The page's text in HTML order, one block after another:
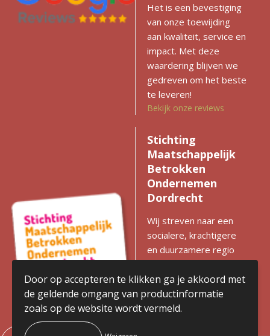
Het is een bevestiging
van onze toewijding
aan kwaliteit, service en
impact. Met deze
waardering blijven we
gedreven om het beste
te leveren!
Bekijk onze reviews
Stichting
Maatschappelijk
Betrokken
Ondernemen
Dordrecht
Wij streven naar een
socialere, krachtigere
en duurzamere regio
met gelijke kansen voor
iedereen. Zien we
kansen voor
verbetering? Dan
Door op accepteren te klikken ga je akkoord met
de geldende omgang van productinformatie
zoals op de website wordt vermeld.